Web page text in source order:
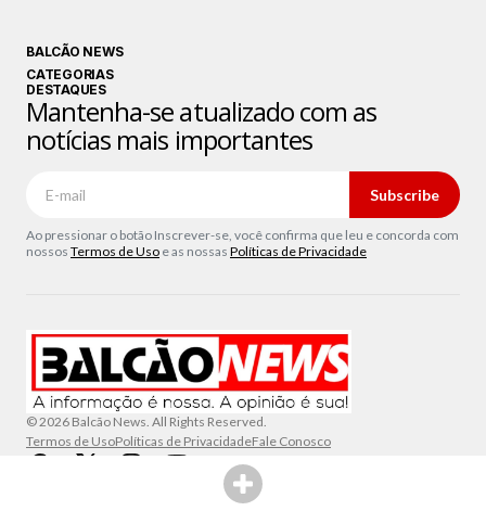
BALCÃO NEWS
CATEGORIAS
DESTAQUES
Mantenha-se atualizado com as
notícias mais importantes
Subscribe
Ao pressionar o botão Inscrever-se, você confirma que leu e concorda com
nossos Termos de Uso e as nossas Políticas de Privacidade
© 2026 Balcão News. All Rights Reserved.
Termos de UsoPolíticas de PrivacidadeFale Conosco
SHARE THIS